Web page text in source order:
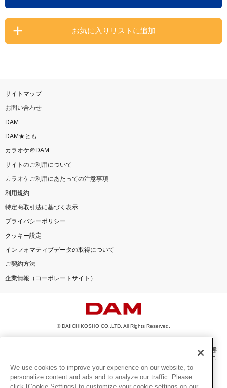
お気に入りリストに追加
サイトマップ
お問い合わせ
DAM
DAM★とも
カラオケ＠DAM
サイトのご利用について
カラオケご利用にあたっての注意事項
利用規約
特定商取引法に基づく表示
プライバシーポリシー
クッキー設定
インフォマティブデータの取得について
ご契約方法
企業情報（コーポレートサイト）
© DAIICHIKOSHO CO.,LTD. All Rights Reserved.
このサイトに掲載されている一切の文章・画像・写真・動画・音声等を、手段や形態
を問わず、著作権法の定める範囲を超えて無断で複製、転載、ファイル化などするこ
とを禁じます。
楽曲及びコンテンツは、機種によりご利用いただけない場合があります。
We use cookies to improve your experience on our website, to
personalize content and ads and to analyze our traffic. Please